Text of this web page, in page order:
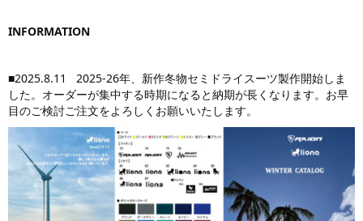
INFORMATION
■2025.8.11 2025-26年、新作冬物セミドライスーツ製作開始しま
した。オーダーが集中する時期になると納期が長くなります。お早
目のご検討ご注文をよろしくお願いいたします。